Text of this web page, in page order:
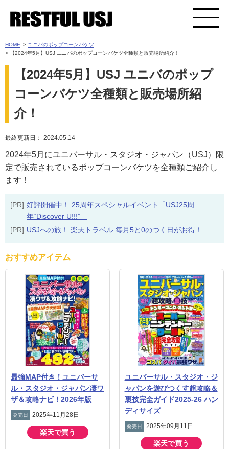
HOME > ユニバのポップコーンバケツ
> 【2024年5月】USJ ユニバのポップコーンバケツ全種類と販売場所紹介！
【2024年5月】USJ ユニバのポップ
コーンバケツ全種類と販売場所紹
介！
最終更新日： 2024.05.14
2024年5月にユニバーサル・スタジオ・ジャパン（USJ）限
定で販売されているポップコーンバケツを全種類ご紹介し
ます！
[PR] 好評開催中！ 25周年スペシャルイベント「USJ25周
年“Discover U!!!”」
[PR] USJへの旅！ 楽天トラベル 毎月5と0のつく日がお得！
おすすめアイテム
最強MAP付き！ユニバーサ
ル・スタジオ・ジャパン凄ワ
ザ＆攻略ナビ！2026年版
発売日 2025年11月28日
楽天で買う
ユニバーサル・スタジオ・ジ
ャパンを遊びつくす超攻略＆
裏技完全ガイド2025-26 ハン
ディサイズ
発売日 2025年09月11日
楽天で買う